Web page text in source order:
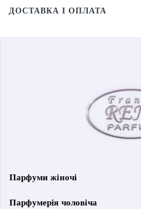
ДОСТАВКА І ОПЛАТА
Парфуми жіночі
Парфумерія чоловіча